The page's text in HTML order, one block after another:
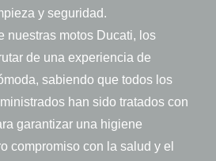
y seguridad.
nuestras motos Ducati, los
de una experiencia de
sabiendo que todos los
han sido tratados con
garantizar una higiene
compromiso con la salud y el